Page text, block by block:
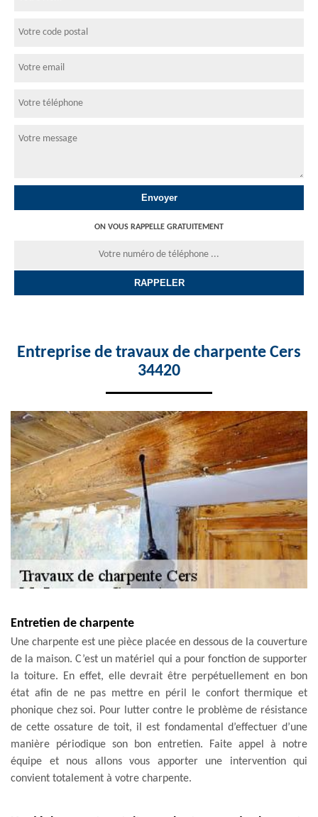
ON VOUS RAPPELLE GRATUITEMENT
Entreprise de travaux de charpente Cers
34420
Entretien de charpente
Une charpente est une pièce placée en dessous de la couverture
de la maison. C’est un matériel qui a pour fonction de supporter
la toiture. En effet, elle devrait être perpétuellement en bon
état afin de ne pas mettre en péril le confort thermique et
phonique chez soi. Pour lutter contre le problème de résistance
de cette ossature de toit, il est fondamental d’effectuer d’une
manière périodique son bon entretien. Faite appel à notre
équipe et nous allons vous apporter une intervention qui
convient totalement à votre charpente.